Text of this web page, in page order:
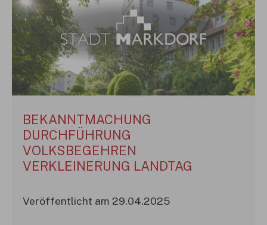
BEKANNTMACHUNG
DURCHFÜHRUNG
VOLKSBEGEHREN
VERKLEINERUNG LANDTAG
Veröffentlicht am 29.04.2025